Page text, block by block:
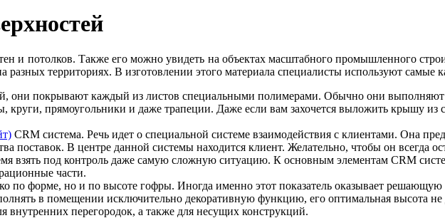
и потолков. Также его можно увидеть на объектах масштабного промышленного
разных территориях. В изготовлении этого материала специалисты используют самые
они покрывают каждый из листов специальными полимерами. Обычно они
прямоугольники и даже трапеции. Даже если вам захочется выложить крышу из
CRM система. Речь идет о специальной системе взаимодействия с клиентами. Она
поставок. В центре данной системы находится клиент. Желательно, чтобы он всегда
взять под контроль даже самую сложную ситуацию. К основным элементам CRM
части.
по форме, но и по высоте гофры. Иногда именно этот показатель оказывает
в помещении исключительно декоративную функцию, его оптимальная высота
перегородок, а также для несущих конструкций.